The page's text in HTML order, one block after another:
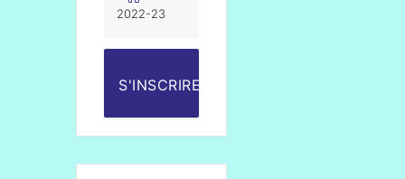
2022-23
S'INSCRIRE